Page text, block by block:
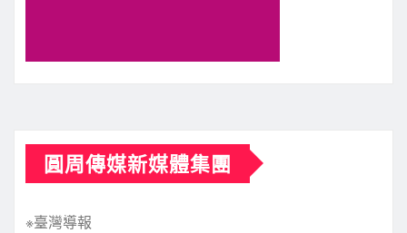
圓周傳媒新媒體集團
※臺灣導報